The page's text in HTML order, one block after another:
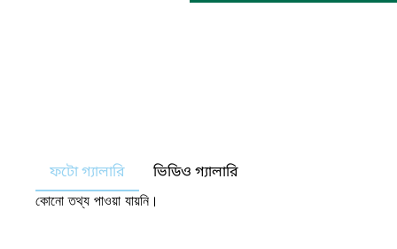
ফটো গ্যালারি ভিডিও গ্যালারি
কোনো তথ্য পাওয়া যায়নি।